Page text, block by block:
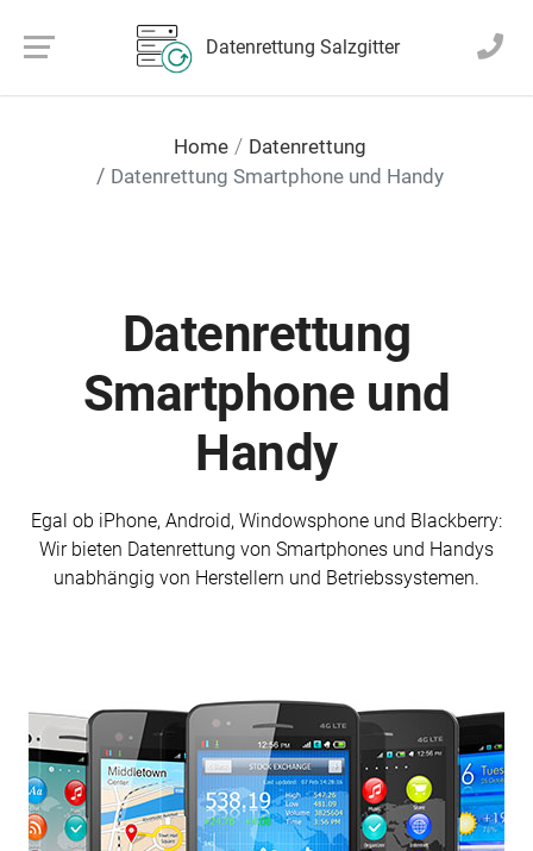
Datenrettung Salzgitter
Home
Datenrettung
Datenrettung Smartphone und Handy
Datenrettung
Smartphone und
Handy
Egal ob iPhone, Android, Windowsphone und Blackberry:
Wir bieten Daten­rettung von Smart­phones und Handys
unabhängig von Herstellern und Betriebs­systemen.